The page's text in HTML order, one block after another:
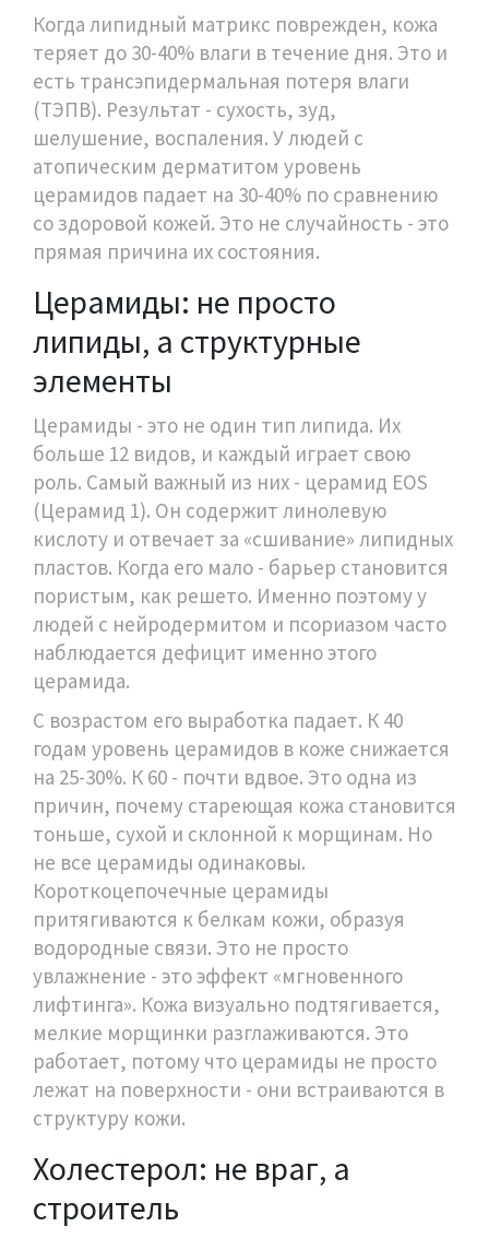
Когда липидный матрикс поврежден, кожа
теряет до 30-40% влаги в течение дня. Это и
есть трансэпидермальная потеря влаги
(ТЭПВ). Результат - сухость, зуд,
шелушение, воспаления. У людей с
атопическим дерматитом уровень
церамидов падает на 30-40% по сравнению
со здоровой кожей. Это не случайность - это
прямая причина их состояния.
Церамиды: не просто
липиды, а структурные
элементы
Церамиды - это не один тип липида. Их
больше 12 видов, и каждый играет свою
роль. Самый важный из них - церамид EOS
(Церамид 1). Он содержит линолевую
кислоту и отвечает за «сшивание» липидных
пластов. Когда его мало - барьер становится
пористым, как решето. Именно поэтому у
людей с нейродермитом и псориазом часто
наблюдается дефицит именно этого
церамида.
С возрастом его выработка падает. К 40
годам уровень церамидов в коже снижается
на 25-30%. К 60 - почти вдвое. Это одна из
причин, почему стареющая кожа становится
тоньше, сухой и склонной к морщинам. Но
не все церамиды одинаковы.
Короткоцепочечные церамиды
притягиваются к белкам кожи, образуя
водородные связи. Это не просто
увлажнение - это эффект «мгновенного
лифтинга». Кожа визуально подтягивается,
мелкие морщинки разглаживаются. Это
работает, потому что церамиды не просто
лежат на поверхности - они встраиваются в
структуру кожи.
Холестерол: не враг, а
строитель